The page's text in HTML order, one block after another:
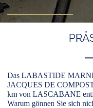
Das LABASTIDE
JACQUES DE
km von LASCABANE
Warum gönnen Sie sich